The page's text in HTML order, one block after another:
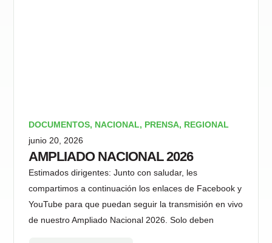
DOCUMENTOS, NACIONAL, PRENSA, REGIONAL
junio 20, 2026
AMPLIADO NACIONAL 2026
Estimados dirigentes: Junto con saludar, les
compartimos a continuación los enlaces de Facebook y
YouTube para que puedan seguir la transmisión en vivo
de nuestro Ampliado Nacional 2026. Solo deben